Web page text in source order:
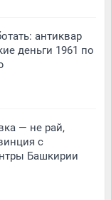
антиквар
деньги 1961 по
— не рай,
с
Башкирии